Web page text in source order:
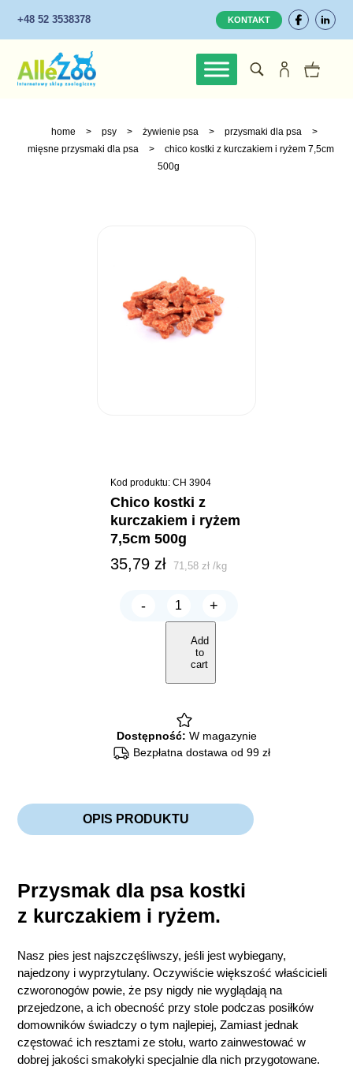
+48 52 3538378 KONTAKT
home > psy > żywienie psa > przysmaki dla psa
>
mięsne przysmaki dla psa
>
chico kostki z kurczakiem i ryżem 7,5cm
500g
Kod produktu: CH 3904
chico kostki z
kurczakiem i ryżem
7,5cm 500g
35,79 zł 71,58zł /kg
-
Chico
Kostki
kurczakiem
ryżem
7,5cm
+
Add
to
cart
Dostępność: W magazynie
Bezpłatna dostawa od 99 zł
OPIS PRODUKTU
Przysmak dla psa kostki
z kurczakiem i ryżem.
Nasz pies jest najszczęśliwszy, jeśli jest wybiegany,
najedzony i wyprzytulany. Oczywiście większość właścicieli
czworonogów powie, że psy nigdy nie wyglądają na
przejedzone, a ich obecność przy stole podczas posiłków
domowników świadczy o tym najlepiej, Zamiast jednak
częstować ich resztami ze stołu, warto zainwestować w
dobrej jakości smakołyki specjalnie dla nich przygotowane.